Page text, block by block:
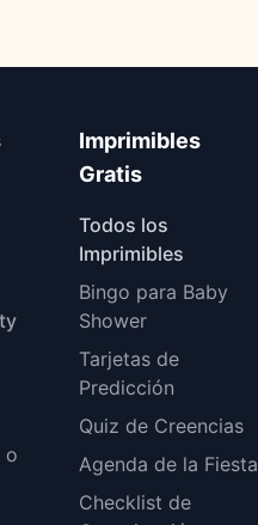
o
Imprimibles
Gratis
Todos los
Imprimibles
Bingo para Baby
Shower
Tarjetas de
Predicción
Quiz de Creencias
Agenda de la Fiesta
Checklist de